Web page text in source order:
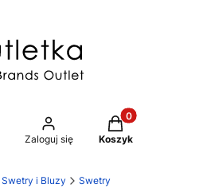
wyszukiwarkę
Zaloguj się
Produkty w
Koszyk
Swetry i Bluzy Swetry